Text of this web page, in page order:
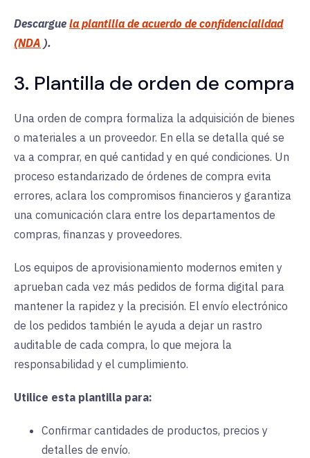
Descargue la plantilla de acuerdo de confidencialidad
(NDA ).
3. Plantilla de orden de compra
Una orden de compra formaliza la adquisición de bienes
o materiales a un proveedor. En ella se detalla qué se
va a comprar, en qué cantidad y en qué condiciones. Un
proceso estandarizado de órdenes de compra evita
errores, aclara los compromisos financieros y garantiza
una comunicación clara entre los departamentos de
compras, finanzas y proveedores.
Los equipos de aprovisionamiento modernos emiten y
aprueban cada vez más pedidos de forma digital para
mantener la rapidez y la precisión. El envío electrónico
de los pedidos también le ayuda a dejar un rastro
auditable de cada compra, lo que mejora la
responsabilidad y el cumplimiento.
Utilice esta plantilla para:
Confirmar cantidades de productos, precios y
detalles de envío.